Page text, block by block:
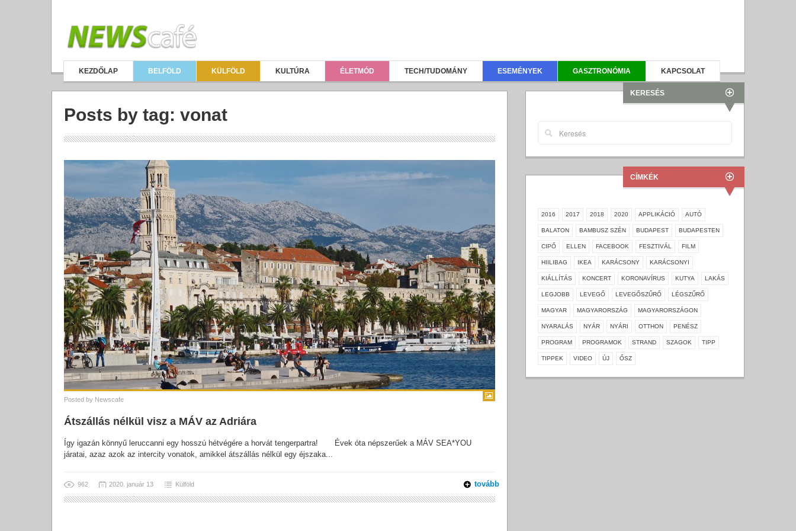
KEZDŐLAP BELFÖLD KÜLFÖLD KULTÚRA ÉLETMÓD TECH/TUDOMÁNY ESEMÉNYEK GASZTRONÓMIA KAPCSOLAT
Posts by tag: vonat
Posted by Newscafe
Átszállás nélkül visz a MÁV az Adriára
Így igazán könnyű leruccanni egy hosszú hétvégére a horvát tengerpartra! Évek óta népszerűek a MÁV SEA*YOU
járatai, azaz azok az intercity vonatok, amikkel átszállás nélkül egy éjszaka...
962 2020. január 13 Külföld tovább
KERESÉS
CÍMKÉK
2016 2017 2018 2020 APPLIKÁCIÓ AUTÓ
BALATON BAMBUSZ SZÉN BUDAPEST BUDAPESTEN
CIPŐ ELLEN FACEBOOK FESZTIVÁL FILM
HIILIBAG IKEA KARÁCSONY KARÁCSONYI
KIÁLLÍTÁS KONCERT KORONAVÍRUS KUTYA LAKÁS
LEGJOBB LEVEGŐ LEVEGŐSZŰRŐ LÉGSZŰRŐ
MAGYAR MAGYARORSZÁG MAGYARORSZÁGON
NYARALÁS NYÁR NYÁRI OTTHON PENÉSZ
PROGRAM PROGRAMOK STRAND SZAGOK TIPP
TIPPEK VIDEO ÚJ ŐSZ